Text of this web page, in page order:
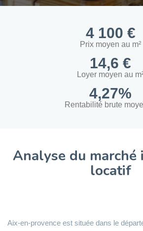
4 100 €
Prix moyen au m²
14,6 €
Loyer moyen au
4,27%
Rentabilité brute
Analyse du marché
locatif
Aix-en-provence est située dans le